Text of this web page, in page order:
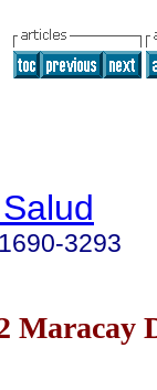
1690-3293
Maracay